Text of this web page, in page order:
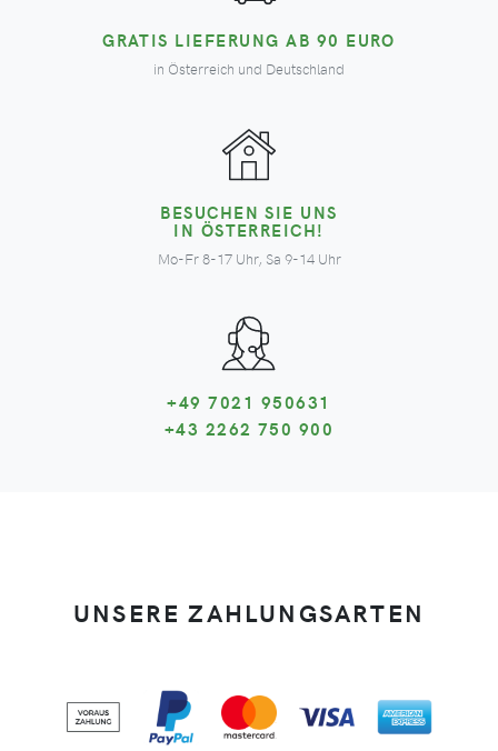
GRATIS LIEFERUNG AB 90 EURO
in Österreich und Deutschland
BESUCHEN SIE UNS
IN ÖSTERREICH!
Mo-Fr 8-17 Uhr, Sa 9-14 Uhr
+49 7021 950631
+43 2262 750 900
UNSERE ZAHLUNGSARTEN